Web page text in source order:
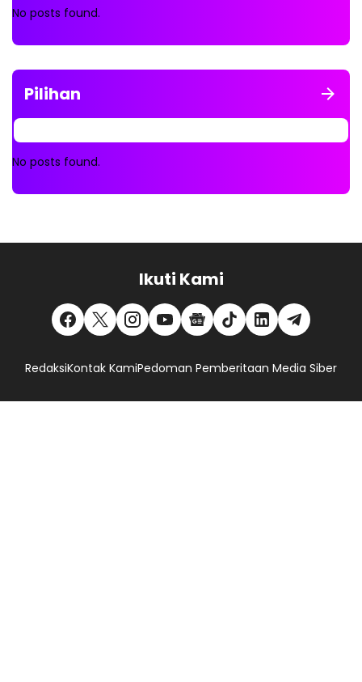
No posts found.
Pilihan
No posts found.
Ikuti Kami
RedaksiKontak KamiPedoman Pemberitaan Media Siber